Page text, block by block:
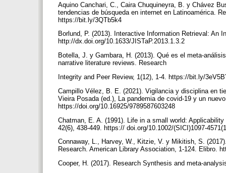
Aquino Canchari, C., Caira Chuquineyra, B. y Chávez
tendencias de búsqueda en internet en Latinoamérica.
https://bit.ly/3QTb5k4
Borlund, P. (2013). Interactive Information Retrieval: An
http://dx.doi.org/10.1633/JISTaP.2013.1.3.2
Botella, J. y Gambara, H. (2013). Qué es el meta-
narrative literature reviews. Research
Integrity and Peer Review, 1(12), 1-4. https://bit.ly/
Campillo Vélez, B. E. (2021). Vigilancia y disciplina en
Vieira Posada (ed.), La pandemia de covid-19 y un
https://doi.org/10.16925/9789587603248
Chatman, E. A. (1991). Life in a small world:
42(6), 438-449. https:// doi.org/10.1002/(SICI)1097-
Connaway, L., Harvey, W., Kitzie, V. y Mikitish, S.
Research. American Library Association, 1-124. Elibro.
Cooper, H. (2017). Research Synthesis and meta-